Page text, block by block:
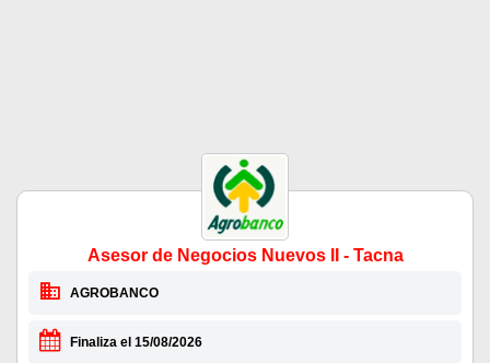
Asesor de Negocios Nuevos II - Tacna
AGROBANCO
Finaliza el 15/08/2026